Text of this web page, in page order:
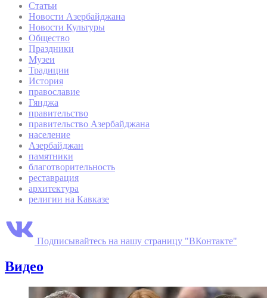
Статьи
Новости Азербайджана
Новости Культуры
Общество
Праздники
Музеи
Традиции
История
православие
Гянджа
правительство
правительство Азербайджана
население
Азербайджан
памятники
благотворительность
реставрация
архитектура
религии на Кавказе
Подписывайтесь на нашу страницу "ВКонтакте"
Видео